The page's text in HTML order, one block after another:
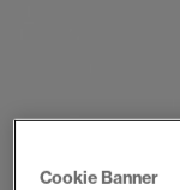
Cookie Banner